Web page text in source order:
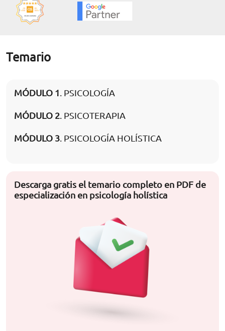
Temario
MÓDULO 1. PSICOLOGÍA
MÓDULO 2. PSICOTERAPIA
MÓDULO 3. PSICOLOGÍA HOLÍSTICA
Descarga gratis el temario completo en PDF de
especialización en psicología holística